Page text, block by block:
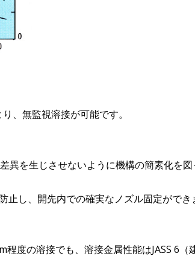
、無監視溶接が可能です。
異を生じさせないように機構の簡素化を
し、開先内での確実なノズル固定ができ
度の溶接でも、溶接金属性能はJASS 6（